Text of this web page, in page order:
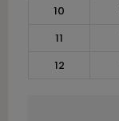
10
11
12